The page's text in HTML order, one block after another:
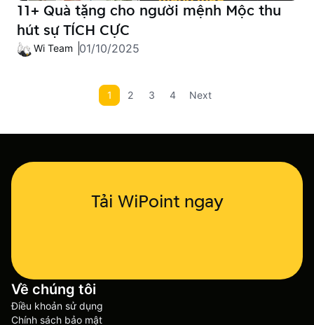
11+ Quà tặng cho người mệnh Mộc thu
hút sự TÍCH CỰC
Wi Team 01/10/2025
1 2 3 4 Next
Tải WiPoint ngay
Về chúng tôi
Điều khoản sử dụng
Chính sách bảo mật